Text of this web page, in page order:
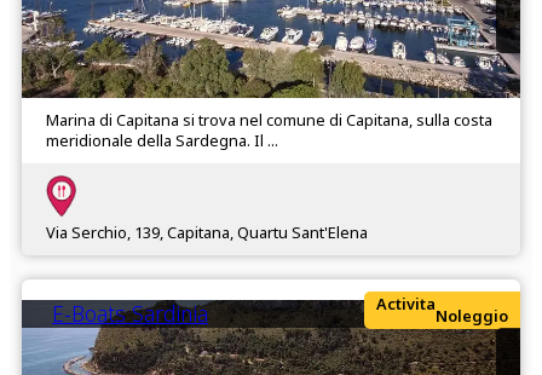
Marina di Capitana si trova nel comune di Capitana, sulla costa
meridionale della Sardegna. Il ...
Via Serchio, 139, Capitana, Quartu Sant'Elena
E-Boats Sardinia Activita
Noleggio